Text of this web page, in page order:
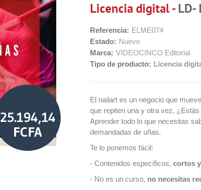
25.194,14
FCFA
Licencia digital -LD-
Referencia: ELME074
Estado: Nuevo
Marca: VIDEOCINCO Editorial
Tipo de producto: Licencia
El nailart es un negocio que
que repiten una y otra vez.
Aprender todo lo que necesitas
demandadas de uñas.
Te lo ponemos fácil:
- Contenidos específicos, cortos
- No es un curso, no necesitas